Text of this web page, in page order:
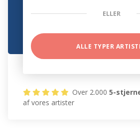
ELLER
ALLE TYPER
Over 2.0005-
af vores artister